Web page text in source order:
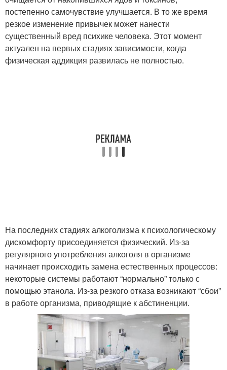
постепенно самочувствие улучшается. В то же время
резкое изменение привычек может нанести
существенный вред психике человека. Этот момент
актуален на первых стадиях зависимости, когда
физическая аддикция развилась не полностью.
На последних стадиях алкоголизма к психологическому
дискомфорту присоединяется физический. Из-за
регулярного употребления алкоголя в организме
начинает происходить замена естественных процессов:
некоторые системы работают “нормально” только с
помощью этанола. Из-за резкого отказа возникают “сбои”
в работе организма, приводящие к абстиненции.